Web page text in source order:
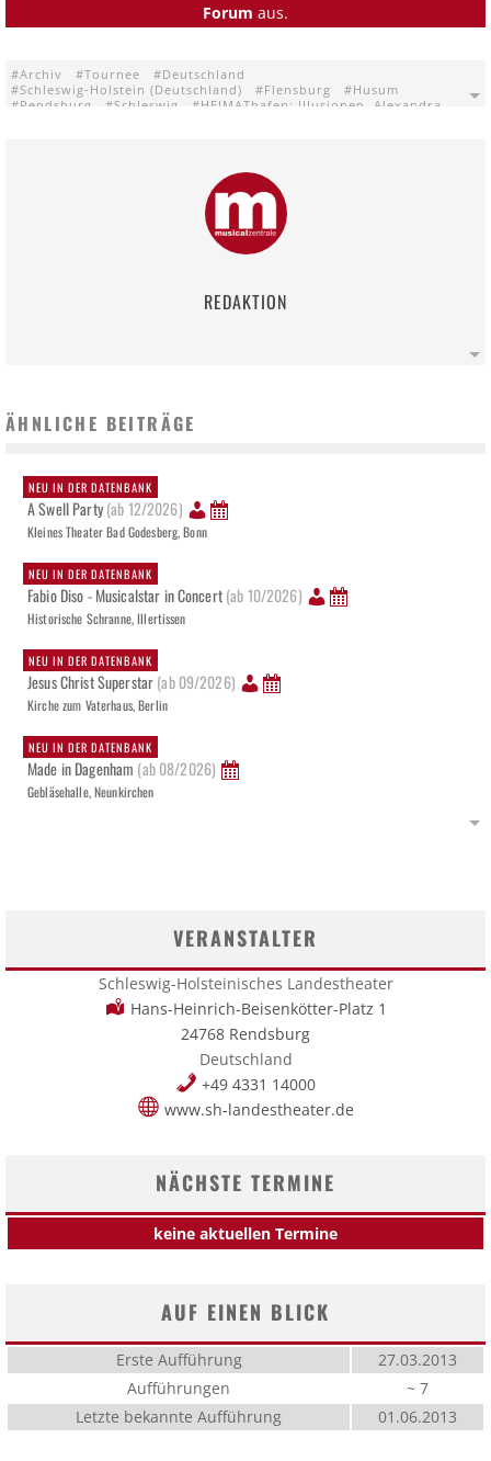
Forum aus.
Archiv Tournee
Deutschland
Schleswig-Holstein (Deutschland)
Flensburg
Husum
Rendsburg
Schleswig
HEIMAThafen: Illusionen. Alexandra.
REDAKTION
ÄHNLICHE BEITRÄGE
NEU IN DER DATENBANK
A Swell Party(ab 12/2026)
Kleines Theater Bad Godesberg, Bonn
NEU IN DER DATENBANK
Fabio Diso - Musicalstar in Concert(ab 10/2026)
Historische Schranne, Illertissen
NEU IN DER DATENBANK
Jesus Christ Superstar(ab 09/2026)
Kirche zum Vaterhaus, Berlin
NEU IN DER DATENBANK
Made in Dagenham (ab 08/2026)
Gebläsehalle, Neunkirchen
VERANSTALTER
Schleswig-Holsteinisches Landestheater
Hans-Heinrich-Beisenkötter-Platz 1
24768 Rendsburg
Deutschland
+49 4331 14000
www.sh-landestheater.de
NÄCHSTE TERMINE
keine aktuellen Termine
AUF EINEN BLICK
Erste Aufführung
27.03.2013
Aufführungen
~ 7
Letzte bekannte Aufführung
01.06.2013